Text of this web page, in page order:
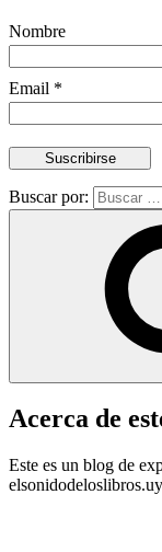
Nombre
Email *
Buscar por:
Acerca de
Este es un blog de
elsonidodeloslibros.uy